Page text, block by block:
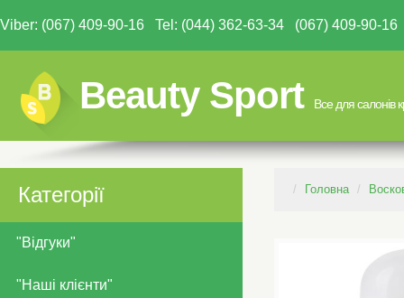
Viber: (067) 409-90-16 Tel: (044) 362-63-34 (067) 409-90-
Beauty Sport Все для салонів
Категорії
"Відгуки"
"Наші клієнти"
Головна